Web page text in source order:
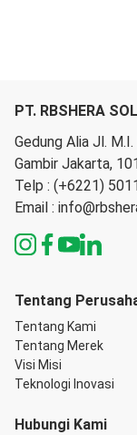
PT. RBSHERA
Gedung Alia Jl.
Gambir Jakarta,
Telp : (+6221)
Email :
Tentang
Tentang Kami
Tentang Merek
Visi Misi
Teknologi Inovasi
Hubungi Kami